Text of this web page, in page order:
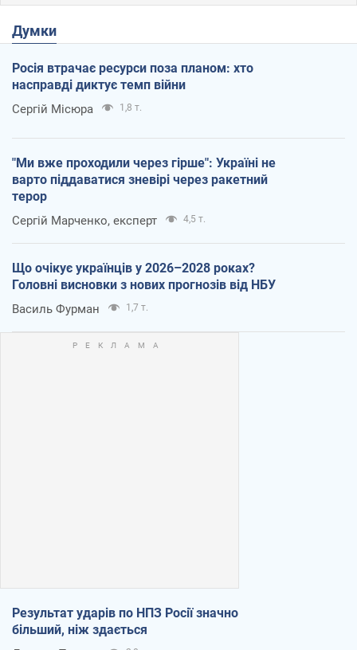
Думки
Росія втрачає ресурси поза планом: хто
насправді диктує темп війни
Сергій Місюра 1,8 т.
"Ми вже проходили через гірше": Україні не
варто піддаватися зневірі через ракетний
терор
Сергій Марченко, експерт 4,5 т.
Що очікує українців у 2026–2028 роках?
Головні висновки з нових прогнозів від НБУ
Василь Фурман 1,7 т.
Результат ударів по НПЗ Росії значно
більший, ніж здається